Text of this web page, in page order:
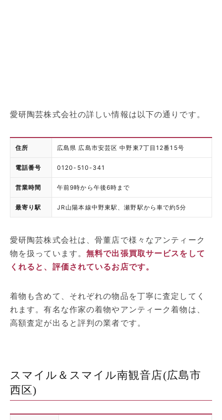
愛研陶芸株式会社の詳しい情報は以下の通りです。
住所 広島県 広島市安芸区 中野東7丁目12番15号
電話番号 0120-510-341
営業時間 午前9時から午後6時まで
最寄り駅 JR山陽本線中野東駅、瀬野駅から車で約5分
愛研陶芸株式会社は、骨董店で様々なアンティーク
物を扱っています。無料で出張買取サービスをして
くれると、評価されているお店です。
着物も含めて、それぞれの物品を丁寧に査定してく
れます。有名な作家の着物やアンティーク着物は、
高額査定が出ると評判の業者です。
スマイル＆スマイル南観音店(広島市
西区)